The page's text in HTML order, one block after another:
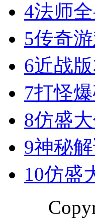
4法师
5传奇
6近战
7打怪
8仿盛
9神秘
10仿盛